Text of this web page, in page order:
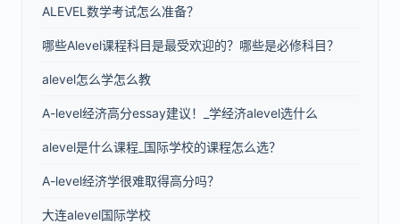
ALEVEL数学考试怎么准备？
哪些Alevel课程科目是最受欢迎的？哪些是必修科目？
alevel怎么学怎么教
A-level经济高分essay建议！_学经济alevel选什么
alevel是什么课程_国际学校的课程怎么选？
A-level经济学很难取得高分吗？
大连alevel国际学校